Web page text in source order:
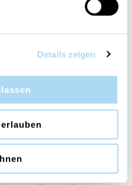
Details zeigen
artigianale tradizionale e
collaudati che
Il nostro olio